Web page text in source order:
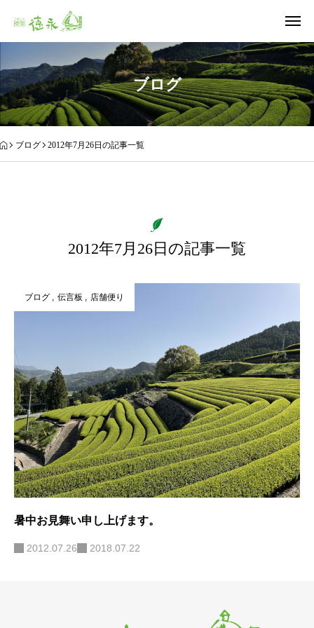
ブログ
ブログ 2012年7月26日の記事一覧
2012年7月26日の記事一覧
ブログ 伝言板 店舗便り
暑中お見舞い申し上げます。
2012.07.26 2018.07.22